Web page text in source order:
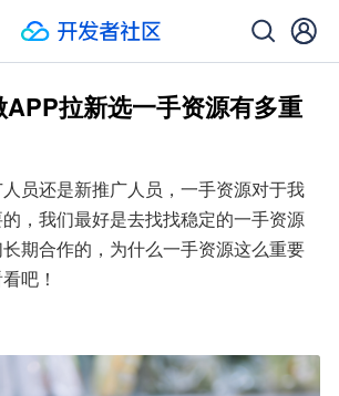
拉新选一手资源有多重
员还是新推广人员，一手资源对于我
，我们最好是去找找稳定的一手资源
期合作的，为什么一手资源这么重要
吧！